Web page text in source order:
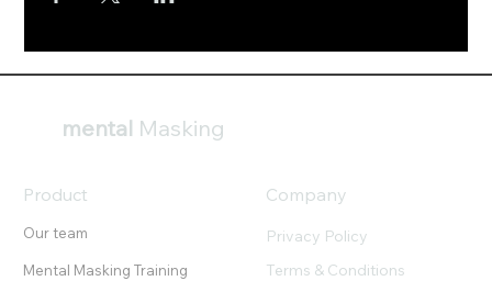
mental Masking
Our team
Mental Masking Training
Product Company
Privacy Policy
Terms & Conditions